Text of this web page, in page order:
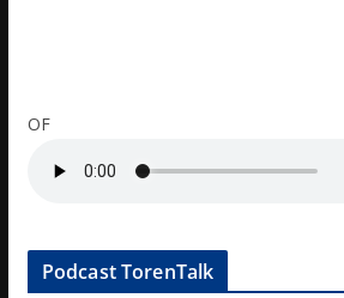
OF
Podcast TorenTalk